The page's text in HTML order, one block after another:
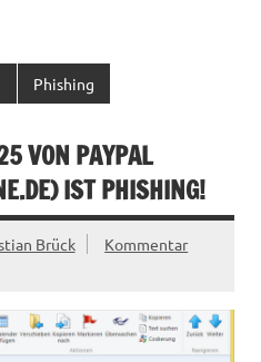
Phishing
VON PAYPAL
) IST PHISHING!
Brück
Kommentar